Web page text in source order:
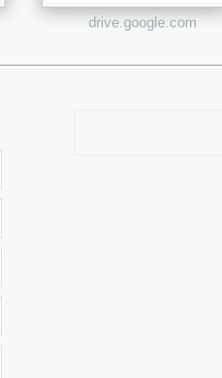
drive.google.com